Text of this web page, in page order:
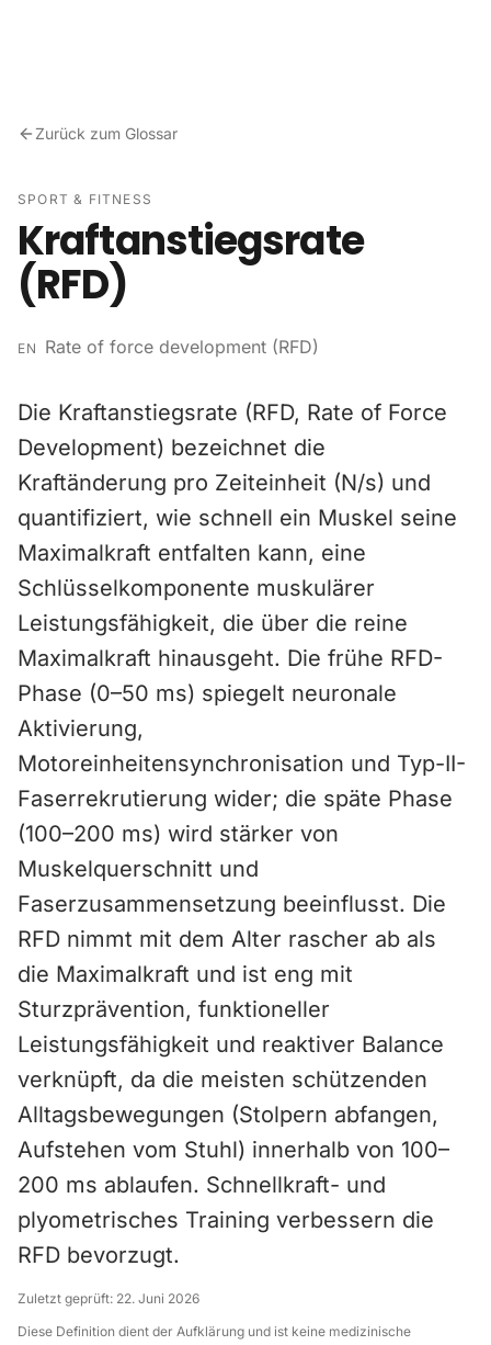
Zurück zum Glossar
SPORT & FITNESS
Kraftanstiegsrate
(RFD)
EN Rate of force development (RFD)
Die Kraftanstiegsrate (RFD, Rate of Force
Development) bezeichnet die
Kraftänderung pro Zeiteinheit (N/s) und
quantifiziert, wie schnell ein Muskel seine
Maximalkraft entfalten kann, eine
Schlüsselkomponente muskulärer
Leistungsfähigkeit, die über die reine
Maximalkraft hinausgeht. Die frühe RFD-
Phase (0–50 ms) spiegelt neuronale
Aktivierung,
Motoreinheitensynchronisation und Typ-II-
Faserrekrutierung wider; die späte Phase
(100–200 ms) wird stärker von
Muskelquerschnitt und
Faserzusammensetzung beeinflusst. Die
RFD nimmt mit dem Alter rascher ab als
die Maximalkraft und ist eng mit
Sturzprävention, funktioneller
Leistungsfähigkeit und reaktiver Balance
verknüpft, da die meisten schützenden
Alltagsbewegungen (Stolpern abfangen,
Aufstehen vom Stuhl) innerhalb von 100–
200 ms ablaufen. Schnellkraft- und
plyometrisches Training verbessern die
RFD bevorzugt.
Zuletzt geprüft: 22. Juni 2026
Diese Definition dient der Aufklärung und ist keine medizinische